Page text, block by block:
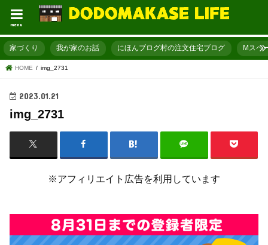
menu
家づくり 我が家のお話 にほんブログ村の注文住宅ブログ Mスペ
HOME img_2731
2023.01.21
img_2731
※アフィリエイト広告を利用しています